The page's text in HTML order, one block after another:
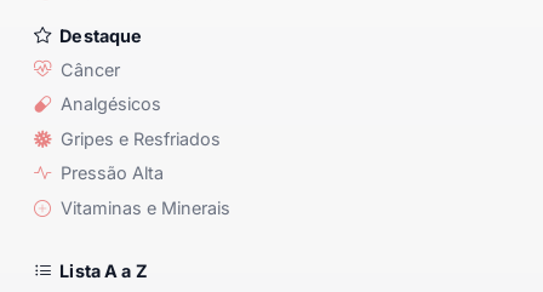
Destaque
Câncer
Analgésicos
Gripes e Resfriados
Pressão Alta
Vitaminas e Minerais
Lista A a Z